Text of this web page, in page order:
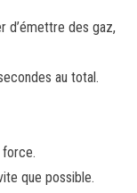
d’émettre des gaz,
au total.
que possible.